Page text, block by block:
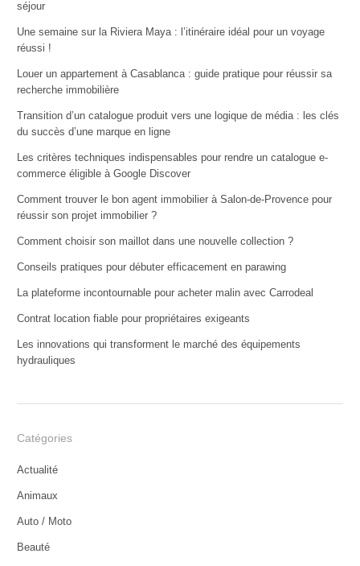
séjour
Une semaine sur la Riviera Maya : l’itinéraire idéal pour un voyage
réussi !
Louer un appartement à Casablanca : guide pratique pour réussir sa
recherche immobilière
Transition d’un catalogue produit vers une logique de média : les clés
du succès d’une marque en ligne
Les critères techniques indispensables pour rendre un catalogue e-
commerce éligible à Google Discover
Comment trouver le bon agent immobilier à Salon-de-Provence pour
réussir son projet immobilier ?
Comment choisir son maillot dans une nouvelle collection ?
Conseils pratiques pour débuter efficacement en parawing
La plateforme incontournable pour acheter malin avec Carrodeal
Contrat location fiable pour propriétaires exigeants
Les innovations qui transforment le marché des équipements
hydrauliques
Catégories
Actualité
Animaux
Auto / Moto
Beauté